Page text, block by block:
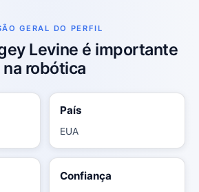
GERAL DO PERFIL
Levine é importante
na robótica
País
EUA
Confiança